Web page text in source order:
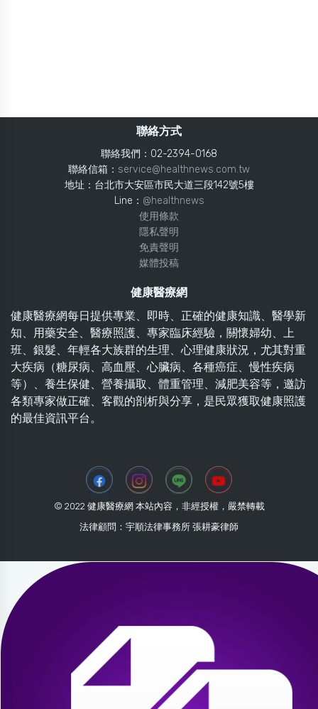
聯絡方式
聯絡我們：02-2394-0168
聯絡信箱： service@healthnews.com.tw
地址：台北市大安區市民大道三段142號5樓
Line： @healthnews
使用條款
隱私聲明
免責聲明
媒體投稿
健康醫療網
健康醫療網每日提供專業、即時、正確的健康知識、醫學新
知、用藥安全、醫療照護、專家臨床經驗，關懷婦幼、上
班、銀髮、年輕各大族群的生理、心理健康狀況，尤其對重
大疾病（糖尿病、高血壓、心臟病、各種癌症、慢性疾病
等）、養生保健、營養攝取、體重管理、減肥美容等，邀訪
各類專家做正確、客觀的剖析與分享，是民眾獲取健康照護
的最佳資訊平台。
© 2022 健康醫療網 本站內容，非經授權，嚴禁轉載
法律顧問：宇順法律事務所 張耕豪律師